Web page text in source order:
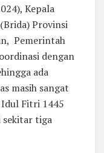
Kepala
Provinsi
Pemerintah
dengan
ada
masih sangat
Idul Fitri 1445
sekitar tiga